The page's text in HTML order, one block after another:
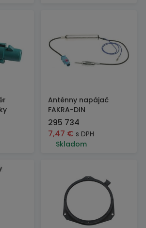
Anténny napájač
FAKRA-DIN
295 734
7,47 € s DPH
Skladom